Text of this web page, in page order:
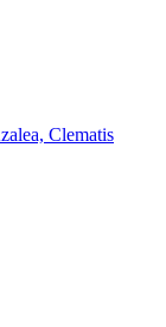
Clematis